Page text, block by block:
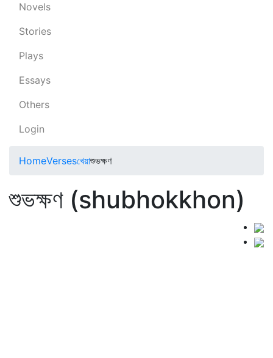
Novels
Stories
Plays
Essays
Others
Login
HomeVersesখেয়াশুভক্ষণ
শুভক্ষণ (shubhokkhon)